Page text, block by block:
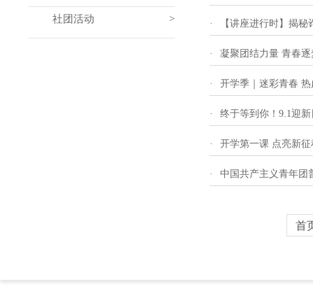
社团活动 · 【讲座进行时】揭
· 凝聚团结力量 青春
· 开学季｜迷彩青春
· 终于等到你！9.1迎
· 开学第一课 点亮新征
· 中国共产主义青年团
首